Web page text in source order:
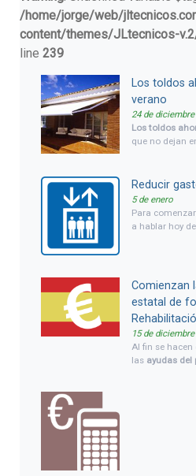
/home/jorge/web/
content/themes/JLtecnicos-
line 239
Los toldos
verano
24 de diciembre
Los toldos
que no dejan
evitaremos el
sol por las
balcones y
Reducir
5 de enero
Para
a hablar hoy
revisamos los
la comunidad
dan en las
vecinos,
es el del
también el de
éstos, algo
Comienzan
estatal de
15 de diciembre
Al fin se hacen
lasayudas del